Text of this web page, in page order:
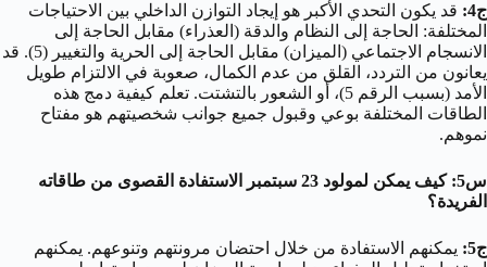
ج4:
قد يكون التحدي الأكبر هو إيجاد التوازن الداخلي بين الاحتياجات
المختلفة: الحاجة إلى النظام والدقة (العذراء) مقابل الحاجة إلى
الانسجام الاجتماعي (الميزان) مقابل الحاجة إلى الحرية والتغيير (5). قد
يعانون من التردد، القلق من عدم الكمال، صعوبة في الالتزام طويل
الأمد (بسبب الرقم 5)، أو الشعور بالتشتت. تعلم كيفية دمج هذه
الطاقات المختلفة بوعي وقبول جميع جوانب شخصيتهم هو مفتاح
نموهم.
س5: كيف يمكن لمولود 23 سبتمبر الاستفادة القصوى من طاقاته
الفريدة؟
ج5:
يمكنهم الاستفادة من خلال احتضان مرونتهم وتنوعهم. يمكنهم